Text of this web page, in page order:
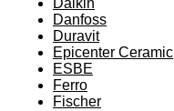
Danfoss
Duravit
Epicenter Ceramic
ESBE
Ferro
Fischer